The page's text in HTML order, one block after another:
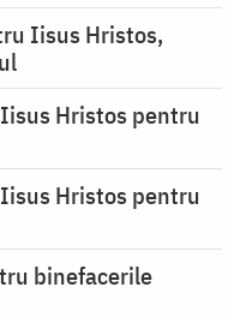
Iisus Hristos,
Hristos pentru
Hristos pentru
binefacerile